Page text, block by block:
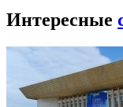
Интересные